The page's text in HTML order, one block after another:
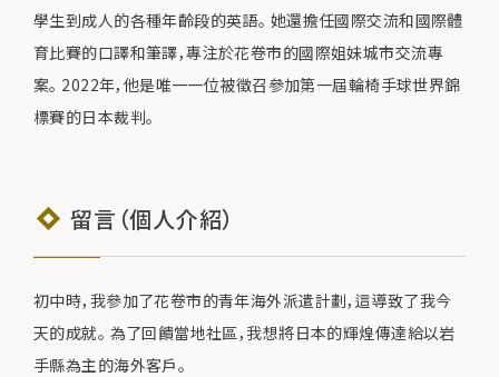
學生到成人的各種年齡段的英語。 她還擔任國際交流和國際體
育比賽的口譯和筆譯，專注於花卷市的國際姐妹城市交流專
案。 2022年，他是唯一一位被徵召參加第一屆輪椅手球世界錦
標賽的日本裁判。
留言（個人介紹）
初中時，我參加了花卷市的青年海外派遣計劃，這導致了我今
天的成就。 為了回饋當地社區，我想將日本的輝煌傳達給以岩
手縣為主的海外客戶。